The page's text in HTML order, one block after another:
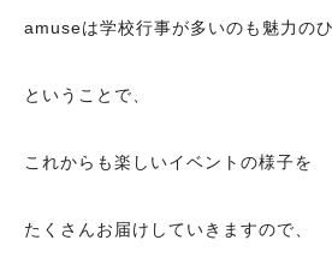
amuseは学校行事が多いのも魅力のひ
ということで、
これからも楽しいイベントの様子を
たくさんお届けしていきますので、